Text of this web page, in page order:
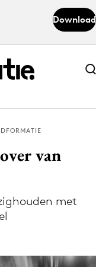
Download
Abonneer nu
Abonneer nu
Adformatie
van
met